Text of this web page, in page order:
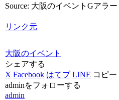
Source: 大阪のイベントGアラー
リンク元
大阪のイベント
シェアする
X Facebook はてブ LINE コピー
adminをフォローする
admin